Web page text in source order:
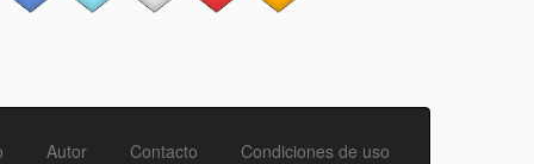
Autor Contacto Condiciones de uso